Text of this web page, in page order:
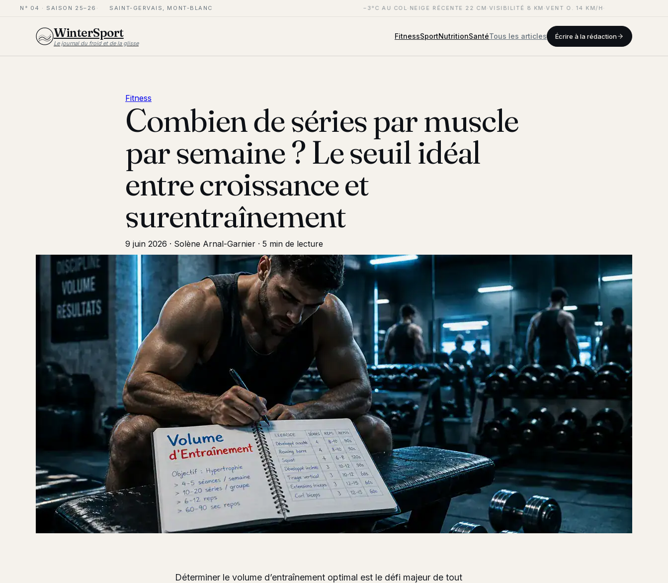
N° 04 · SAISON 25–26 SAINT-GERVAIS, MONT-BLANC −3°C AU COL ·NEIGE RÉCENTE 22 CM·VISIBILITÉ 8 KM·VENT O. 14 KM/H·
WinterSport
Le journal du froid et de la glisse
FitnessSportNutritionSantéTous les articles Écrire à la rédaction
Fitness
Combien de séries par muscle
par semaine ? Le seuil idéal
entre croissance et
surentraînement
9 juin 2026 · Solène Arnal-Garnier · 5 min de lecture
Déterminer le volume d’entraînement optimal est le défi majeur de tout